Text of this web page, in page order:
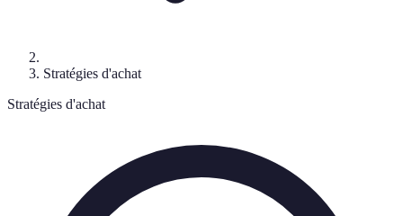
Stratégies d'achat
Stratégies d'achat